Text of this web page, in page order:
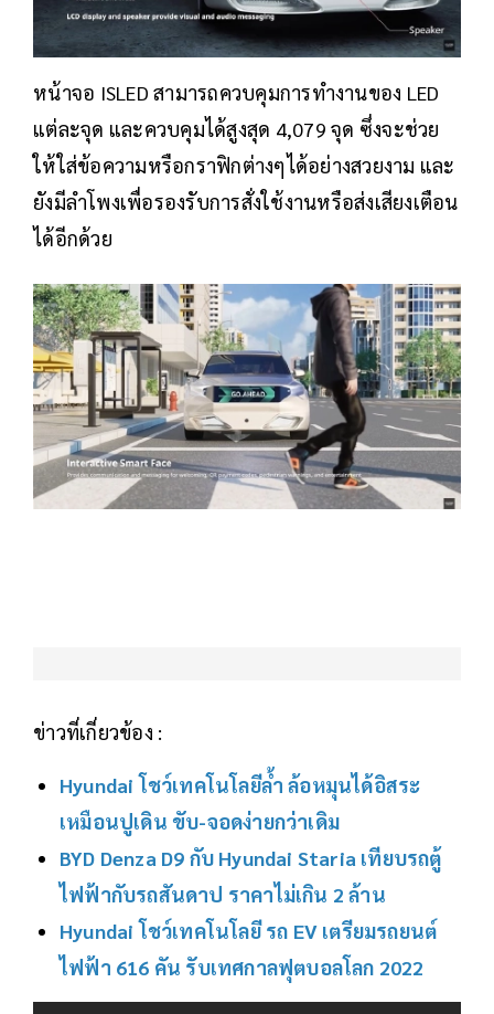
หน้าจอ ISLED สามารถควบคุมการทำงานของ LED
แต่ละจุด และควบคุมได้สูงสุด 4,079 จุด ซึ่งจะช่วย
ให้ใส่ข้อความหรือกราฟิกต่างๆได้อย่างสวยงาม และ
ยังมีลำโพงเพื่อรองรับการสั่งใช้งานหรือส่งเสียงเตือน
ได้อีกด้วย
ข่าวที่เกี่ยวข้อง :
Hyundai โชว์เทคโนโลยีล้ำ ล้อหมุนได้อิสระ
เหมือนปูเดิน ขับ-จอดง่ายกว่าเดิม
BYD Denza D9 กับ Hyundai Staria เทียบรถตู้
ไฟฟ้ากับรถสันดาป ราคาไม่เกิน 2 ล้าน
Hyundai โชว์เทคโนโลยี รถ EV เตรียมรถยนต์
ไฟฟ้า 616 คัน รับเทศกาลฟุตบอลโลก 2022